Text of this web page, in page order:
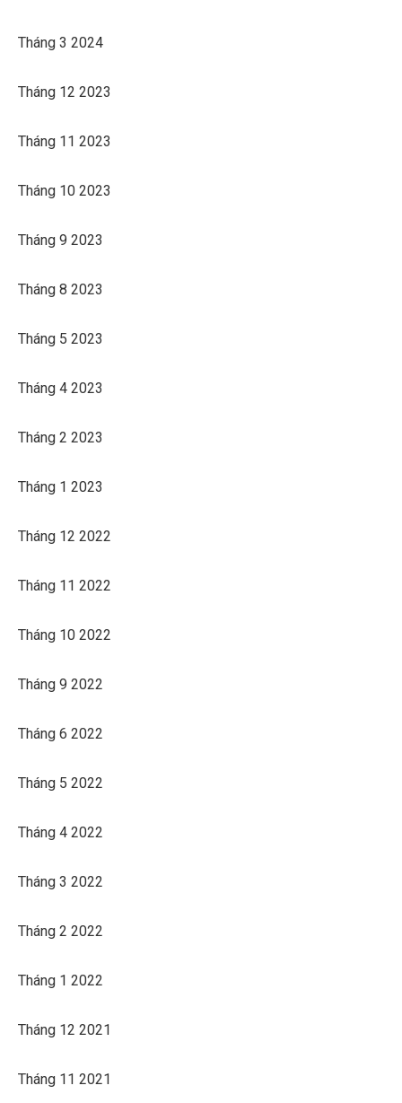
Tháng 3 2024
Tháng 12 2023
Tháng 11 2023
Tháng 10 2023
Tháng 9 2023
Tháng 8 2023
Tháng 5 2023
Tháng 4 2023
Tháng 2 2023
Tháng 1 2023
Tháng 12 2022
Tháng 11 2022
Tháng 10 2022
Tháng 9 2022
Tháng 6 2022
Tháng 5 2022
Tháng 4 2022
Tháng 3 2022
Tháng 2 2022
Tháng 1 2022
Tháng 12 2021
Tháng 11 2021